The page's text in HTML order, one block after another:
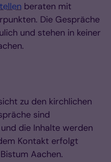
beraten mit
Die Gespräche
und stehen in keiner
zu den kirchlichen
sind
die Inhalte werden
Kontakt erfolgt
Aachen.